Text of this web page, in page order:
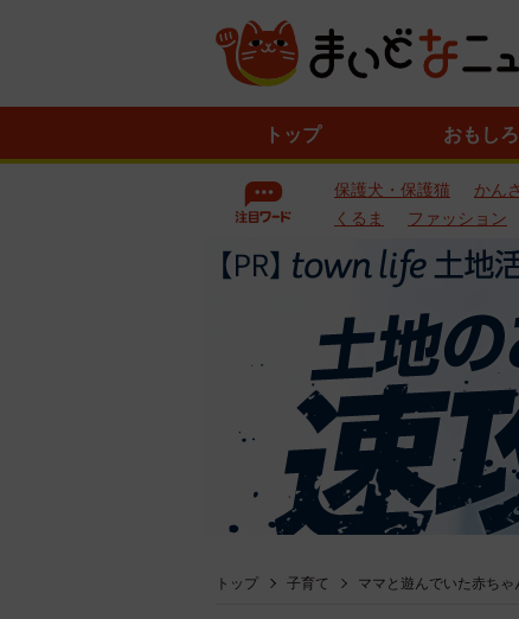
トップ おもしろ
保護犬・保護猫 かん
くるま
ファッション
トップ 子育て ママと遊んでいた赤ち